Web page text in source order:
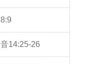
14:25-26